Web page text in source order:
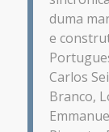
duma
e
Carlos
Branco,